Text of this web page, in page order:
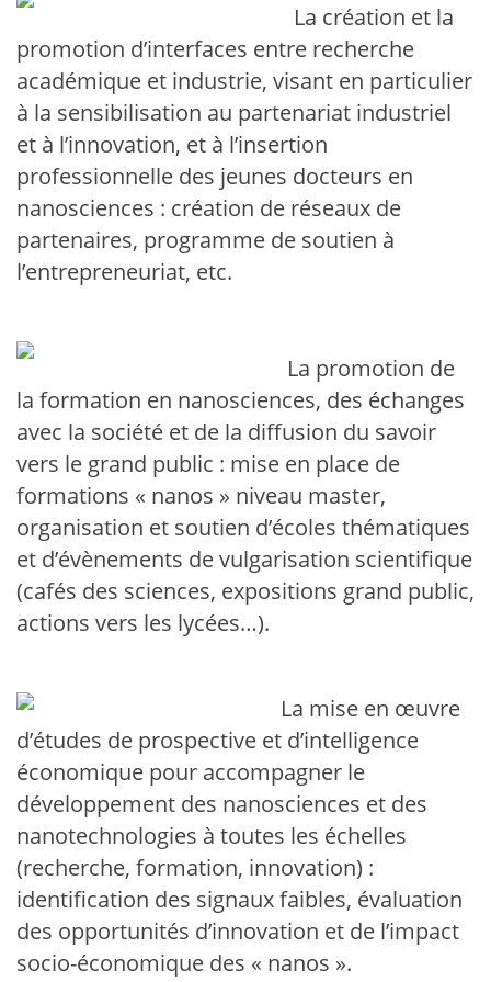
La création et la
promotion d’interfaces entre recherche
académique et industrie, visant en particulier
à la sensibilisation au partenariat industriel
et à l’innovation, et à l’insertion
professionnelle des jeunes docteurs en
nanosciences : création de réseaux de
partenaires, programme de soutien à
l’entrepreneuriat, etc.
La promotion de
la formation en nanosciences, des échanges
avec la société et de la diffusion du savoir
vers le grand public : mise en place de
formations « nanos » niveau master,
organisation et soutien d’écoles thématiques
et d’évènements de vulgarisation scientifique
(cafés des sciences, expositions grand public,
actions vers les lycées…).
La mise en œuvre
d’études de prospective et d’intelligence
économique pour accompagner le
développement des nanosciences et des
nanotechnologies à toutes les échelles
(recherche, formation, innovation) :
identification des signaux faibles, évaluation
des opportunités d’innovation et de l’impact
socio-économique des « nanos ».